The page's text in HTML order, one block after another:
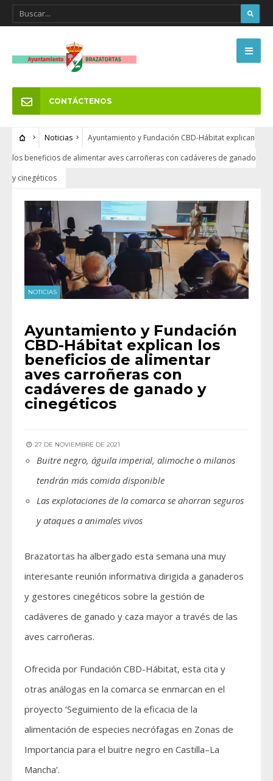
CONTÁCTENOS
Noticias
Ayuntamiento y Fundación CBD-Hábitat explican
los beneficios de alimentar aves carroñeras con cadáveres de ganado
y cinegéticos
NOTICIAS
Ayuntamiento y Fundación
CBD-Hábitat explican los
beneficios de alimentar
aves carroñeras con
cadáveres de ganado y
cinegéticos
27 DE NOVIEMBRE DE 2021
Buitre negro, águila imperial, alimoche o milanos
tendrán más comida disponible
Las explotaciones de la comarca se ahorran seguros
y ataques a animales vivos
Brazatortas ha albergado esta semana una muy
interesante reunión informativa dirigida a ganaderos
y gestores cinegéticos sobre la gestión de
cadáveres de ganado y caza mayor a través de las
aves carroñeras.
Ofrecida por Fundación CBD-Hábitat, esta cita y
otras análogas en la comarca se enmarcan en el
proyecto ‘Seguimiento de la eficacia de la
alimentación de especies necrófagas en Zonas de
Importancia para el buitre negro en Castilla–La
Mancha’.